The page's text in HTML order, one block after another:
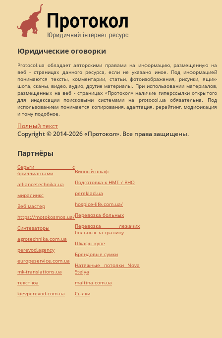
Юридические оговорки
Protocol.ua обладает авторскими правами на информацию, размещенную на
веб - страницах данного ресурса, если не указано иное. Под информацией
понимаются тексты, комментарии, статьи, фотоизображения, рисунки, ящик-
шота, сканы, видео, аудио, другие материалы. При использовании материалов,
размещенных на веб - страницах «Протокол» наличие гиперссылки открытого
для индексации поисковыми системами на protocol.ua обязательна. Под
использованием понимается копирования, адаптация, рерайтинг, модификация
и тому подобное.
Полный текст
Copyright © 2014-2026 «Протокол». Все права защищены.
Партнёры
Серьги с
бриллиантами
alliancetechnika.ua
миралинкс
Веб мастер
https://motokosmos.ua/
Синтезаторы
agrotechnika.com.ua
perevod.agency
europeservice.com.ua
mk-translations.ua
текст юа
kievperevod.com.ua
Винный шкаф
Подготовка к НМТ / ВНО
pereklad.ua
hospice-life.com.ua/
Перевозка больных
Перевозка лежачих
больных за границу
Шкафы купе
Брендовые сумки
Натяжные потолки Nova
Stelya
maltina.com.ua
Cылки